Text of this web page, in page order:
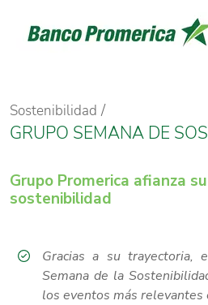
Sostenibilidad
GRUPO SEMANA DE
Grupo Promerica afianza
sostenibilidad
Gracias a su trayectoria,
Semana de la
los eventos más relevantes